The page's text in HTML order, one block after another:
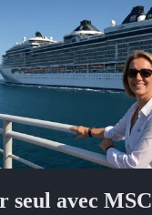
seul avec MSC